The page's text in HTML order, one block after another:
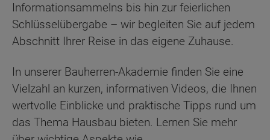
Informationsammelns bis hin zur feierlichen
Schlüsselübergabe – wir begleiten Sie auf jedem
Abschnitt Ihrer Reise in das eigene Zuhause.
In unserer Bauherren-Akademie finden Sie eine
Vielzahl an kurzen, informativen Videos, die Ihnen
wertvolle Einblicke und praktische Tipps rund um
das Thema Hausbau bieten. Lernen Sie mehr